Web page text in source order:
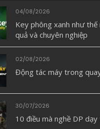
04/08/2026
Key phông xanh như thế
quả và chuyên nghiệp
02/08/2026
Động tác máy trong
30/07/2026
10 điều mà nghề DP dạy